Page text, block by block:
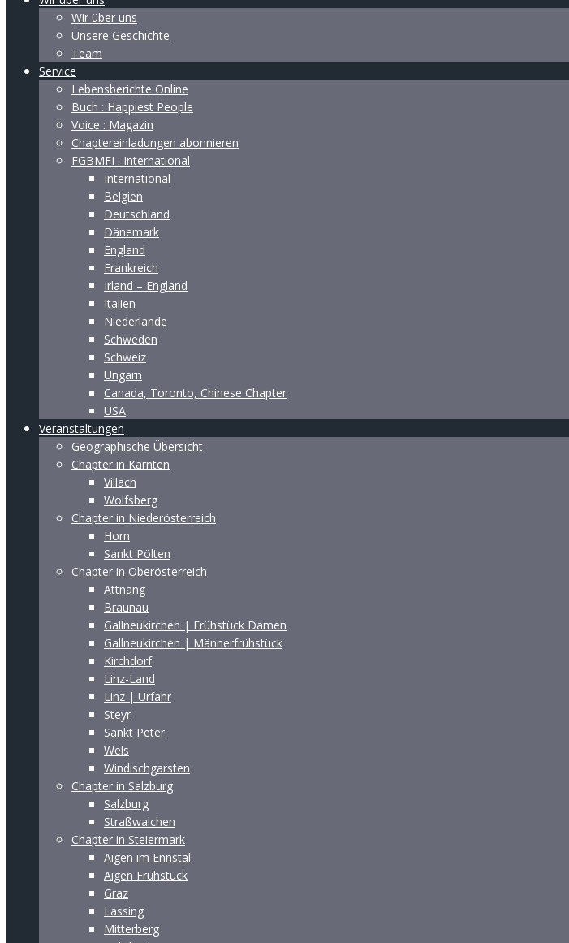
Wir über uns
Unsere Geschichte
Team
Service
Lebensberichte Online
Buch : Happiest People
Voice : Magazin
Chaptereinladungen abonnieren
FGBMFI : International
International
Belgien
Deutschland
Dänemark
England
Frankreich
Irland – England
Italien
Niederlande
Schweden
Schweiz
Ungarn
Canada, Toronto, Chinese Chapter
USA
Veranstaltungen
Geographische Übersicht
Chapter in Kärnten
Villach
Wolfsberg
Chapter in Niederösterreich
Horn
Sankt Pölten
Chapter in Oberösterreich
Attnang
Braunau
Gallneukirchen | Frühstück Damen
Gallneukirchen | Männerfrühstück
Kirchdorf
Linz-Land
Linz | Urfahr
Steyr
Sankt Peter
Wels
Windischgarsten
Chapter in Salzburg
Salzburg
Straßwalchen
Chapter in Steiermark
Aigen im Ennstal
Aigen Frühstück
Graz
Lassing
Mitterberg